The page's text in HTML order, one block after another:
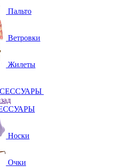
Пальто
Ветровки
Жилеты
Носки
Очки